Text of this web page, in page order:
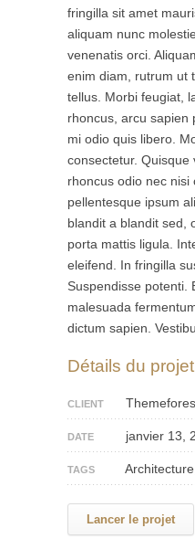
fringilla sit amet
aliquam nunc
venenatis orci.
enim diam, rutrum ut
tellus. Morbi feugiat,
rhoncus, arcu sapien
mi odio quis libero.
consectetur. Quisque
rhoncus odio nec nisi
pellentesque ipsum
blandit a blandit sed,
porta mattis ligula.
eleifend. In fringilla
Suspendisse potenti.
malesuada
dictum sapien.
Détails du projet
CLIENT
DATE janvier 13,
TAGS
Lancer le projet